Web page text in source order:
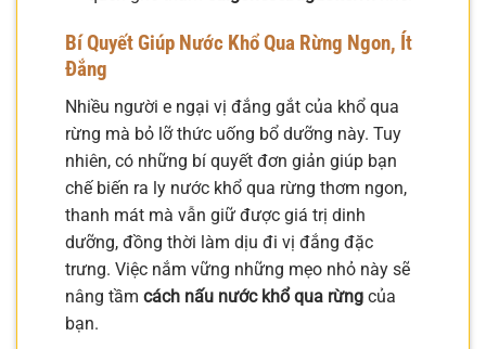
Bí Quyết Giúp Nước Khổ Qua Rừng Ngon, Ít
Đắng
Nhiều người e ngại vị đắng gắt của khổ qua
rừng mà bỏ lỡ thức uống bổ dưỡng này. Tuy
nhiên, có những bí quyết đơn giản giúp bạn
chế biến ra ly nước khổ qua rừng thơm ngon,
thanh mát mà vẫn giữ được giá trị dinh
dưỡng, đồng thời làm dịu đi vị đắng đặc
trưng. Việc nắm vững những mẹo nhỏ này sẽ
nâng tầm cách nấu nước khổ qua rừng của
bạn.